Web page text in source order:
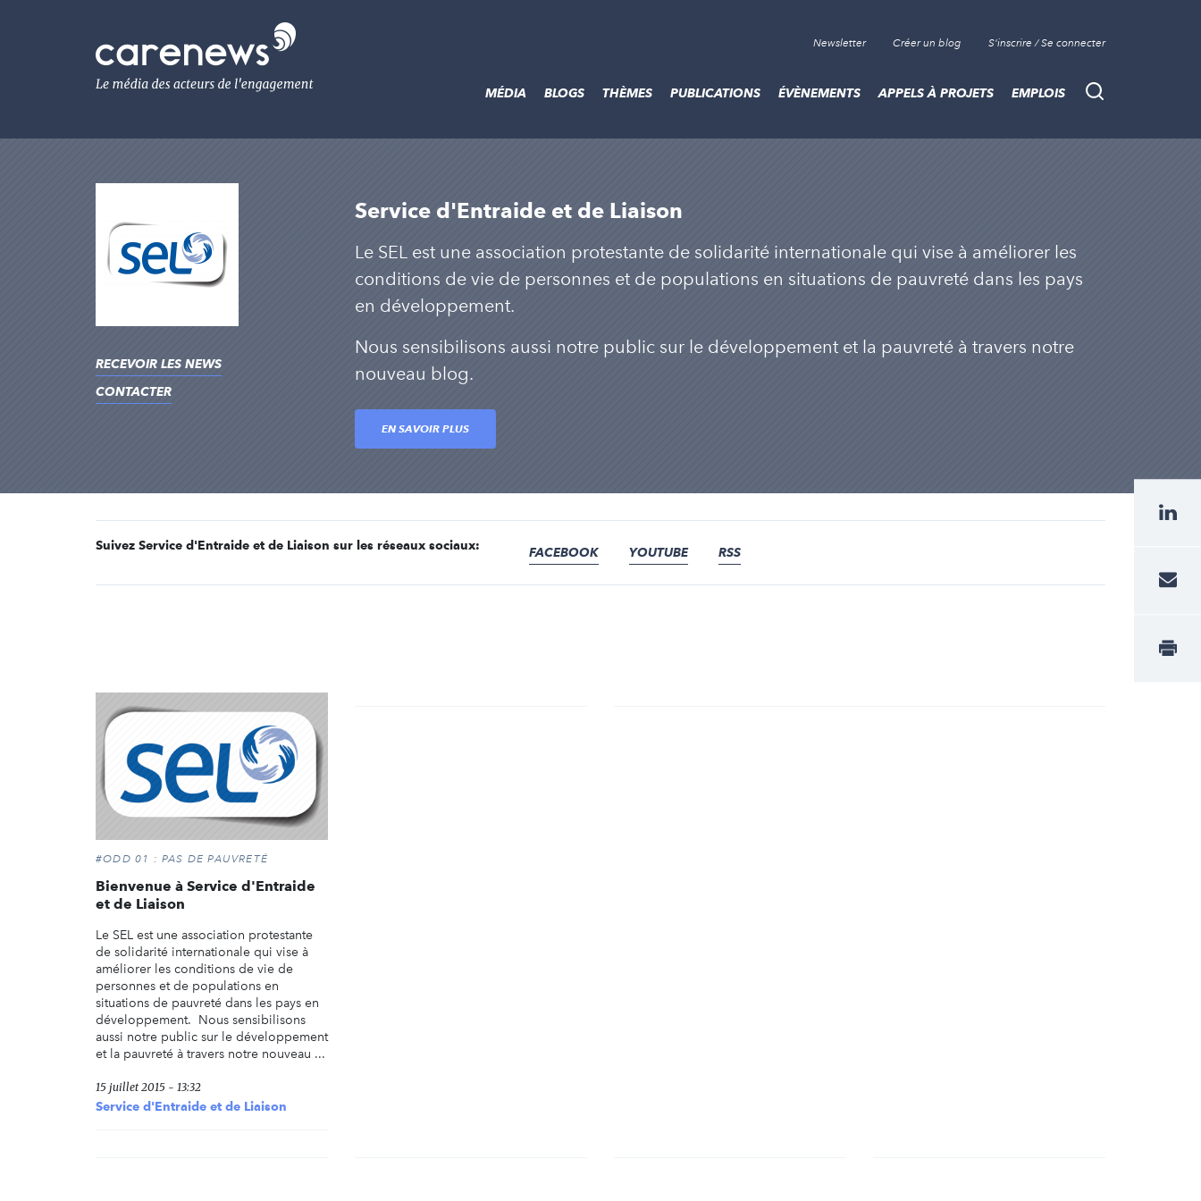
Le
média
de
Newsletter Créer un blog S'inscrire / Se connecter
Recherche
MÉDIA BLOGS THÈMES PUBLICATIONS ÉVÈNEMENTS APPELS À PROJETS EMPLOIS
RECEVOIR LES NEWS
CONTACTER
Service d'Entraide et de Liaison
Le SEL est une association protestante de solidarité internationale qui vise à améliorer les
conditions de vie de personnes et de populations en situations de pauvreté dans les pays
en développement.
Nous sensibilisons aussi notre public sur le développement et la pauvreté à travers notre
nouveau blog.
EN SAVOIR PLUS
Suivez Service d'Entraide et de Liaison sur les réseaux sociaux: FACEBOOK YOUTUBE RSS
#ODD 01 : PAS DE PAUVRETÉ
Bienvenue à Service d'Entraide
et de Liaison
Le SEL est une association protestante
de solidarité internationale qui vise à
améliorer les conditions de vie de
personnes et de populations en
situations de pauvreté dans les pays en
développement. Nous sensibilisons
aussi notre public sur le développement
et la pauvreté à travers notre nouveau ...
15 juillet 2015 - 13:32
Service d'Entraide et de Liaison